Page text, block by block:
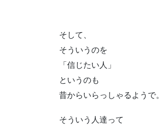
そして、
そういうのを
「信じたい人」
というのも
昔からいらっしゃるようで。
そういう人達って